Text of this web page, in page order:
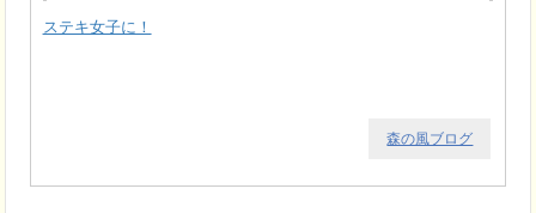
ステキ女子に！
森の風ブログ